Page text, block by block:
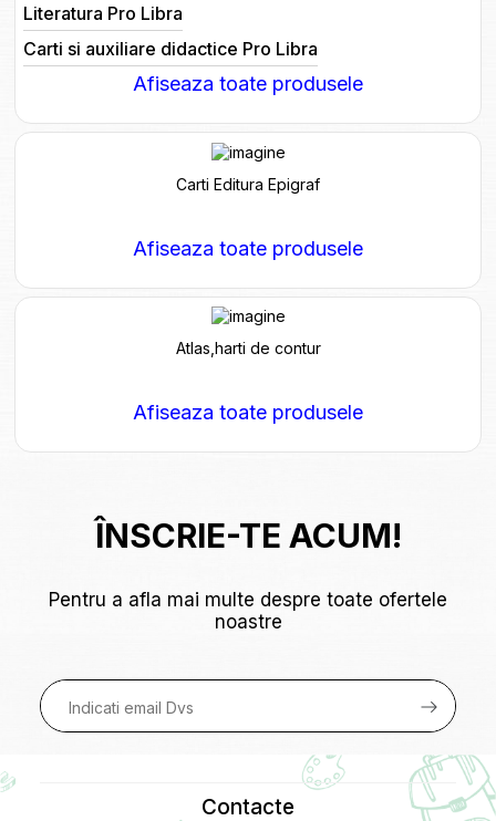
Literatura Pro Libra
Carti si auxiliare didactice Pro Libra
Afiseaza toate produsele
Carti Editura Epigraf
Afiseaza toate produsele
Atlas,harti de contur
Afiseaza toate produsele
ÎNSCRIE-TE ACUM!
Pentru a afla mai multe despre toate ofertele
noastre
Contacte